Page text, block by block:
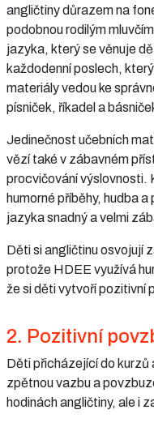
angličtiny důrazem na
podobnou rodilým
jazyka, který se věnuje
každodenní poslech,
materiály vedou ke
písniček, říkadel a
Jedinečnost učebních
vězí také v zábavném
procvičování výslovnosti.
humorné příběhy, hudba
jazyka snadný a velmi
Děti si angličtinu osvojují
protože HDEE využívá
že si děti vytvoří pozitivní
2. Pozitivní
Děti přicházející do
zpětnou vazbu a
hodinách angličtiny, ale i